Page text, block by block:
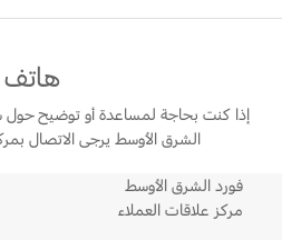
البحرين
الأردن
الكويت
أسطول فورد
إضافات
القسائم والخصومات الخاصة بالصيانة
هاتف
إذا كنت بحاجة لمساعدة أو توضيح حول
الشرق الأوسط يرجى الاتصال
فورد الشرق الأوسط
مركز علاقات العملاء